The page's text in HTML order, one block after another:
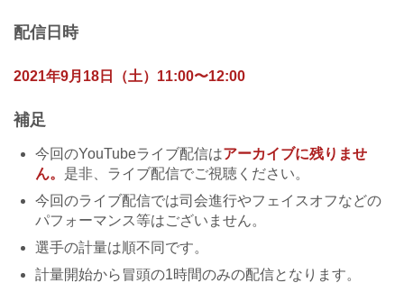
配信日時
2021年9月18日（土）11:00〜12:00
補足
今回のYouTubeライブ配信はアーカイブに残りませ
ん。 是非、ライブ配信でご視聴ください。
今回のライブ配信では司会進行やフェイスオフなどの
パフォーマンス等はございません。
選手の計量は順不同です。
計量開始から冒頭の1時間のみの配信となります。